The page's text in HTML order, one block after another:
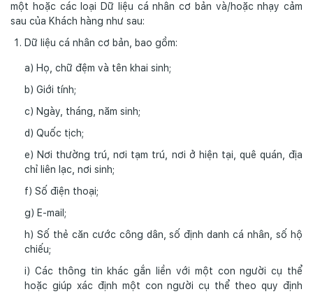
một hoặc các loại Dữ liệu cá nhân cơ bản và/hoặc nhạy cảm
sau của Khách hàng như sau:
Dữ liệu cá nhân cơ bản, bao gồm:
a) Họ, chữ đệm và tên khai sinh;
b) Giới tính;
c) Ngày, tháng, năm sinh;
d) Quốc tịch;
e) Nơi thường trú, nơi tạm trú, nơi ở hiện tại, quê quán, địa
chỉ liên lạc, nơi sinh;
f) Số điện thoại;
g) E-mail;
h) Số thẻ căn cước công dân, số định danh cá nhân, số hộ
chiếu;
i) Các thông tin khác gắn liền với một con người cụ thể
hoặc giúp xác định một con người cụ thể theo quy định